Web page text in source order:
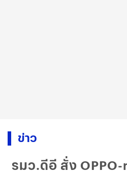
ข่าว
รมว.ดีอี สั่ง